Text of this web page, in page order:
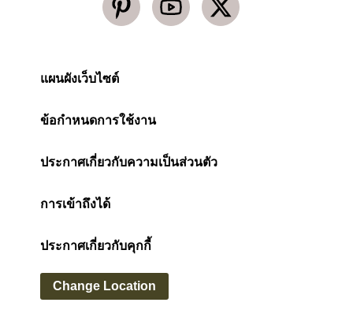
แผนผังเว็บไซต์
ข้อกำหนดการใช้งาน
ประกาศเกี่ยวกับความเป็นส่วนตัว
การเข้าถึงได้
ประกาศเกี่ยวกับคุกกี้
Change Location